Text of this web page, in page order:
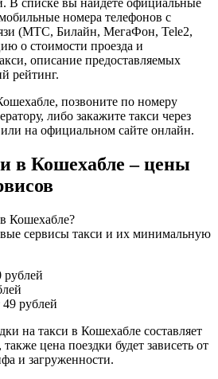
В списке вы найдете официальные
номера телефонов с
(МТС, Билайн, МегаФон, Tele2,
о стоимости проезда и
описание предоставляемых
рейтинг.
позвоните по номеру
либо закажите такси через
на официальном сайте онлайн.
в Кошехабле – цены
Кошехабле?
сервисы такси и их минимальную
рублей
49 рублей
на такси в Кошехабле составляет
цена поездки будет зависеть от
и загруженности.